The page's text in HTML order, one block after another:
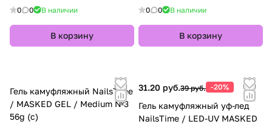
0 0 В наличии
В корзину
0 0 В наличии
В корзину
Гель камуфляжный NailsTime
/ MASKED GEL / Medium №3
56g (с)
31.20 руб.39 руб. -20%
Гель камуфляжный уф-лед
NailsTime / LED-UV MASKED